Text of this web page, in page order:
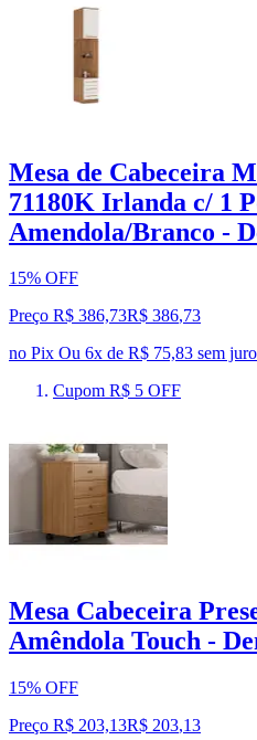
Mesa de Cabeceira
71180K Irlanda c/ 1
Amendola/Branco -
15% OFF
Preço R$ 386,73R$ 386,73
no Pix Ou 6x de R$ 75,83 sem
Cupom R$ 5 OFF
Mesa Cabeceira
Amêndola Touch -
15% OFF
Preço R$ 203,13R$ 203,13